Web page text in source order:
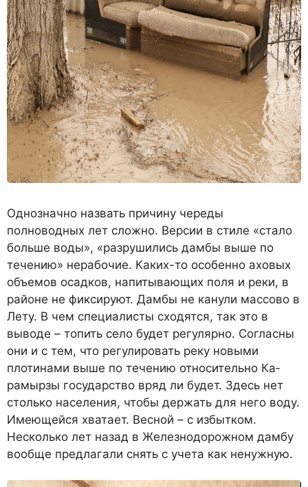
Однозначно на­звать причину че­реды
полноводных лет сложно. Вер­сии в стиле «ста­ло
больше воды», «разрушились дамбы выше по
течению» нерабо­чие. Каких-то осо­бенно аховых
объ­емов осадков, на­питывающих поля и реки, в
районе не фиксируют. Дамбы не канули массово в
Лету. В чем спе­циалисты сходят­ся, так это в
выводе – топить село будет регулярно. Соглас­ны
они и с тем, что регулировать реку новыми
плотинами выше по течению относительно Ка­
рамырзы государ­ство вряд ли будет. Здесь нет
столько населения, чтобы держать для него воду.
Имеющейся хватает. Весной – с избытком.
Несколько лет назад в Железнодорожном дамбу
во­обще предлагали снять с учета как ненужную.